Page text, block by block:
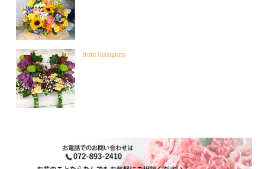
from Instagram